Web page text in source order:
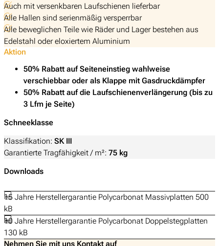
Auch mit versenkbaren Laufschienen lieferbar
Alle Hallen sind serienmäßig versperrbar
Alle beweglichen Teile wie Räder und Lager bestehen aus
Edelstahl oder eloxiertem Aluminium
Aktion
50% Rabatt auf Seiteneinstieg wahlweise
verschiebbar oder als Klappe mit Gasdruckdämpfer
50% Rabatt auf die Laufschienenverlängerung (bis zu
3 Lfm je Seite)
Schneeklasse
Klassifikation: SK III
Garantierte Tragfähigkeit / m²: 75 kg
Downloads
15 Jahre Herstellergarantie Polycarbonat Massivplatten 500
kB
10 Jahre Herstellergarantie Polycarbonat Doppelstegplatten
130 kB
Nehmen Sie mit uns Kontakt auf